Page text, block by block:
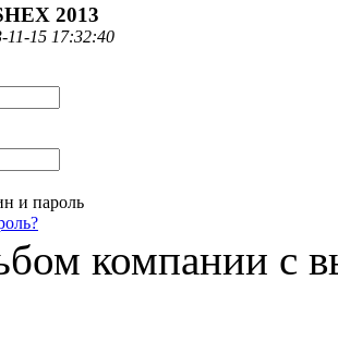
2013
11-15 17:32:40
и пароль
компании с